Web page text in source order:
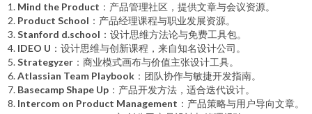
Mind the Product ：产品管理社区，提供文章与会议资源。
Product School ：产品经理课程与职业发展资源。
Stanford d.school ：设计思维方法论与免费工具包。
IDEO U ：设计思维与创新课程，来自知名设计公司。
Strategyzer ：商业模式画布与价值主张设计工具。
Atlassian Team Playbook ：团队协作与敏捷开发指南。
Basecamp Shape Up ：产品开发方法，适合迭代设计。
Intercom on Product Management ：产品策略与用户导向文章。